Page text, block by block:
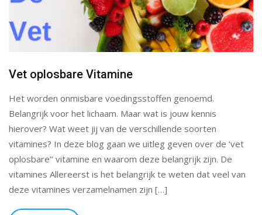
Vet oplosbare Vitamine
Het worden onmisbare voedingsstoffen genoemd.
Belangrijk voor het lichaam. Maar wat is jouw kennis
hierover? Wat weet jij van de verschillende soorten
vitamines? In deze blog gaan we uitleg geven over de ‘vet
oplosbare’’ vitamine en waarom deze belangrijk zijn. De
vitamines Allereerst is het belangrijk te weten dat veel van
deze vitamines verzamelnamen zijn […]